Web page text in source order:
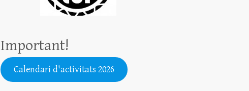
Important!
Calendari d'activitats 2026